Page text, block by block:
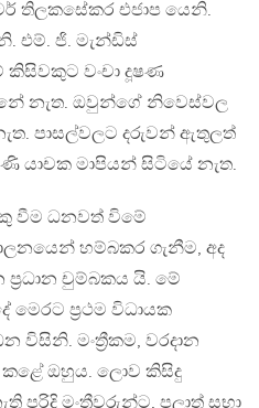
තිලකසේකර එජාප යෙනි.
එම්. ජි. මැන්ඩිස්
වංචා දූෂණ
නැත. ඔවුන්ගේ නිවෙස්වල
පාසල්වලට දරුවන් ඇතුලත්
යාචක මාපියන් සිටියේ නැත.
වීම ධනවත් විමේ
හම්බකර ගැනීම, අද
චුම්බකය යි. මේ
ප්‍රථම විධායක
විසිනි. මංත්‍රීකම, වරදාන
කළේ ඔහුය. ලොව කිසිදු
පරිදි මංත්‍රීවරුන්ට, පලාත් සභා